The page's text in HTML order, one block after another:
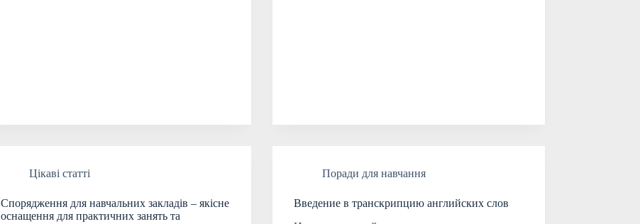
Цікаві статті
Спорядження для навчальних закладів – якісне
оснащення для практичних занять та
Поради для навчання
Введение в транскрипцию английских слов